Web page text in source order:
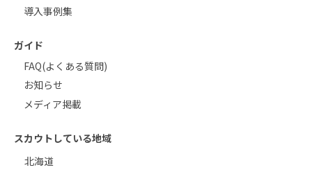
導入事例集
ガイド
FAQ(よくある質問)
お知らせ
メディア掲載
スカウトしている地域
北海道